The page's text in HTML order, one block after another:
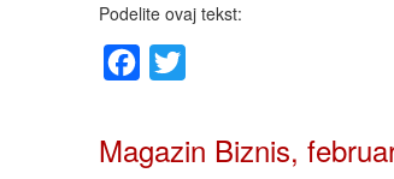
Podelite ovaj tekst:
Facebook
Magazin Biznis,